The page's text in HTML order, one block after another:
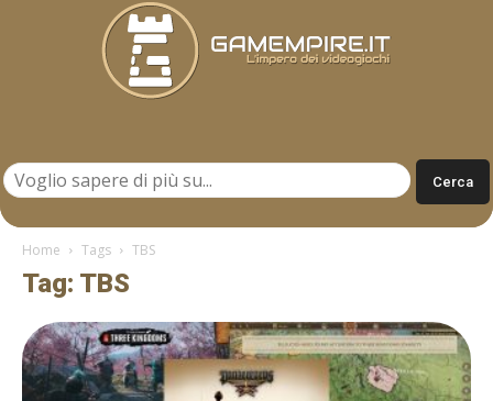
Home Tags TBS
Tag: TBS